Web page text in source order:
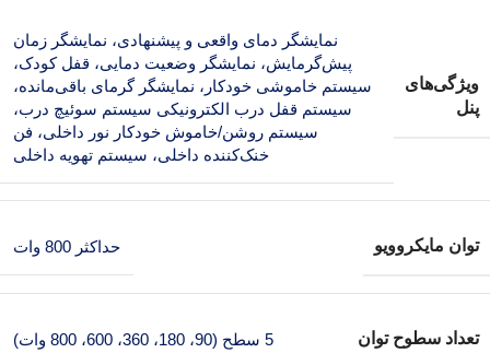
ویژگی‌های
پنل
نمایشگر دمای واقعی و پیشنهادی، نمایشگر زمان
پیش‌گرمایش، نمایشگر وضعیت دمایی، قفل کودک،
سیستم خاموشی خودکار، نمایشگر گرمای باقی‌مانده،
سیستم قفل درب الکترونیکی سیستم سوئیچ درب،
سیستم روشن/خاموش خودکار نور داخلی، فن
خنک‌کننده داخلی، سیستم تهویه داخلی
توان مایکروویو حداکثر 800 وات
تعداد سطوح توان 5 سطح (90، 180، 360، 600، 800 وات)